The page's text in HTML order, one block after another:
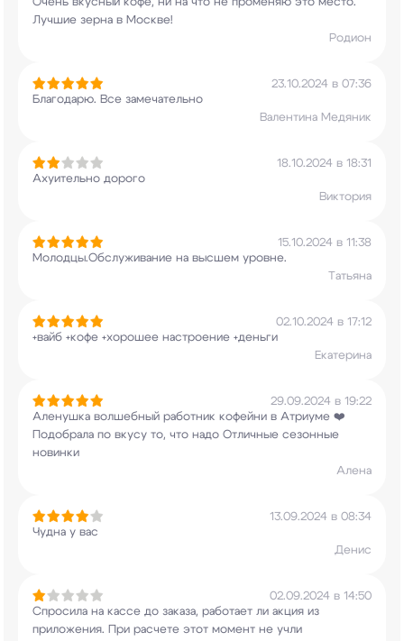
Лучшие зерна в Москве!
Родион
23.10.2024 в 07:36
Благодарю. Все замечательно
Валентина Медяник
18.10.2024 в 18:31
Ахуительно дорого
Виктория
15.10.2024 в 11:38
Молодцы.Обслуживание на высшем уровне.
Татьяна
02.10.2024 в 17:12
+вайб +кофе +хорошее настроение +деньги
Екатерина
29.09.2024 в 19:22
Аленушка волшебный работник кофейни в Атриуме ❤️
Подобрала по вкусу то, что надо Отличные сезонные
новинки
Алена
13.09.2024 в 08:34
Чудна у вас
Денис
02.09.2024 в 14:50
Спросила на кассе до заказа, работает ли акция из
приложения. При расчете этот момент не учли